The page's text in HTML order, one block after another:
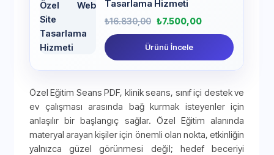
Tasarlama Hizmeti
₺16.830,00 ₺7.500,00
Ürünü İncele
Özel Eğitim Seans PDF, klinik seans, sınıf içi destek ve
ev çalışması arasında bağ kurmak isteyenler için
anlaşılır bir başlangıç sağlar. Özel Eğitim alanında
materyal arayan kişiler için önemli olan nokta, etkinliğin
yalnızca güzel görünmesi değil; hedef beceriyi